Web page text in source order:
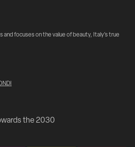
and focuses on the value of beauty, Italy's true
the 2030